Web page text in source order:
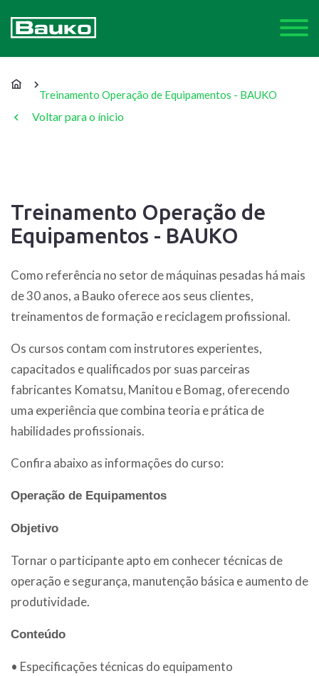
Treinamento Operação de Equipamentos - BAUKO
Voltar para o ínicio
Treinamento Operação de
Equipamentos - BAUKO
Como referência no setor de máquinas pesadas há mais
de 30 anos, a Bauko oferece aos seus clientes,
treinamentos de formação e reciclagem profissional.
Os cursos contam com instrutores experientes,
capacitados e qualificados por suas parceiras
fabricantes Komatsu, Manitou e Bomag, oferecendo
uma experiência que combina teoria e prática de
habilidades profissionais.
Confira abaixo as informações do curso:
Operação de Equipamentos
Objetivo
Tornar o participante apto em conhecer técnicas de
operação e segurança, manutenção básica e aumento de
produtividade.
Conteúdo
• Especificações técnicas do equipamento